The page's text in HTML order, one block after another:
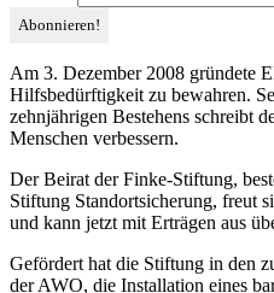
Am 3. Dezember 2008 gründete
Hilfsbedürftigkeit zu bewahren.
zehnjährigen Bestehens schreibt
Menschen verbessern.
Der Beirat der Finke-Stiftung,
Stiftung Standortsicherung, freut
und kann jetzt mit Erträgen aus
Gefördert hat die Stiftung in den
der AWO, die Installation eines